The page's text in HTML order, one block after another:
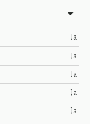
Ja
Ja
Ja
Ja
Ja